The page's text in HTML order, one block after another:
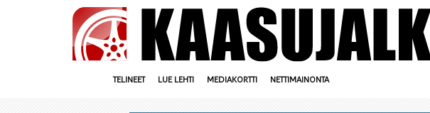
TELINEET LUE LEHTI MEDIAKORTTI NETTIMAINONTA